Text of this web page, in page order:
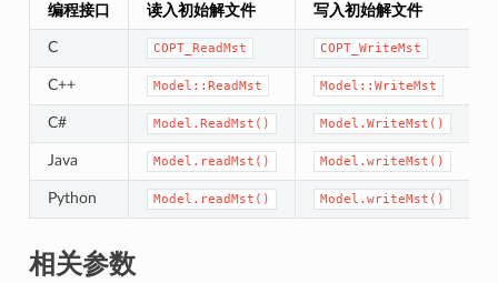
编程接口 读入初始解文件 写入初始解文件
C COPT_ReadMst COPT_WriteMst
C++ Model::ReadMst Model::WriteMst
C# Model.ReadMst() Model.WriteMst()
Java Model.readMst() Model.writeMst()
Python Model.readMst() Model.writeMst()
相关参数